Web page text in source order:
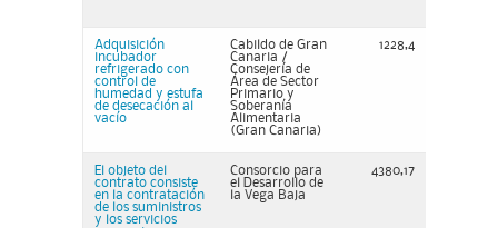
Adquisición
incubador
refrigerado con
control de
humedad y estufa
de desecación al
vacío
Cabildo de Gran
Canaria /
Consejería de
Área de Sector
Primario y
Soberanía
Alimentaria
(Gran Canaria)
1228,4
El objeto del
contrato consiste
en la contratación
de los suministros
y los servicios
Consorcio para
el Desarrollo de
la Vega Baja
4380,17